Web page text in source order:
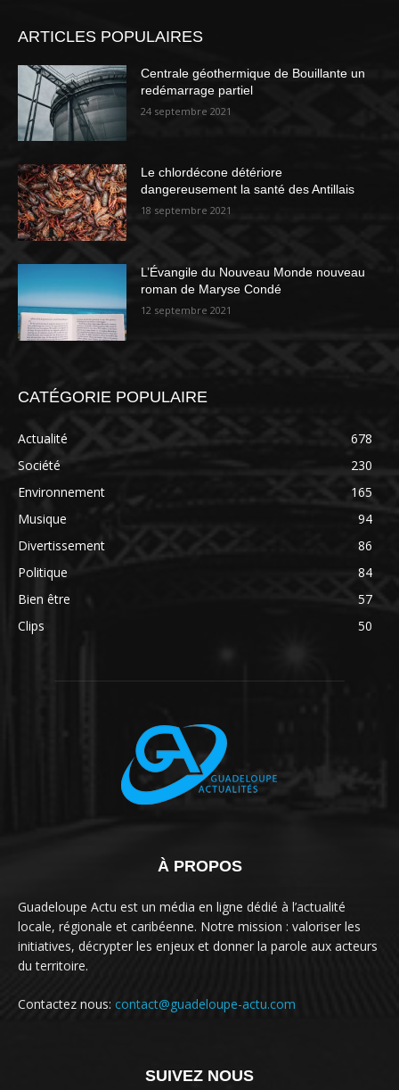
ARTICLES POPULAIRES
Centrale géothermique de Bouillante un
redémarrage partiel
24 septembre 2021
Le chlordécone détériore
dangereusement la santé des Antillais
18 septembre 2021
L’Évangile du Nouveau Monde nouveau
roman de Maryse Condé
12 septembre 2021
CATÉGORIE POPULAIRE
Actualité
678
Société
230
Environnement
165
Musique
94
Divertissement
86
Politique
84
Bien être
57
Clips
50
À PROPOS
Guadeloupe Actu est un média en ligne dédié à l’actualité
locale, régionale et caribéenne. Notre mission : valoriser les
initiatives, décrypter les enjeux et donner la parole aux acteurs
du territoire.
Contactez nous: contact@guadeloupe-actu.com
SUIVEZ NOUS